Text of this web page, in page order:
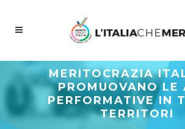
MERITOCRAZIA
PROMUOVANO LE
PERFORMATIVE IN
TERRITORI